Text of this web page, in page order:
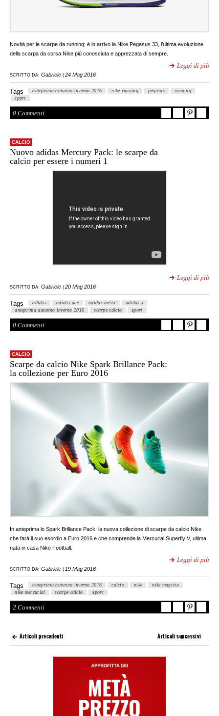
Novità per le scarpe da running: è in arrivo la Nike Pegasus 33, l’ultima evoluzione
della scarpa da corsa Nike più conosciuta e apprezzata di sempre.
Leggi di più
SCRITTO DA: Gabriele 24 Mag 2016
Tags anteprima autunno inverno 2016 nike running pegasus
running
sport
0 Commenti
CALCIO
Nuovo adidas Mercury Pack: le scarpe da
calcio per essere i numeri 1
Leggi di più
SCRITTO DA: Gabriele 20 Mag 2016
Tags adidas adidas ace adidas messi
adidas x
anteprima autunno inverno 2016
scarpe calcio sport
0 Commenti
CALCIO
Scarpe da calcio Nike Spark Brillance Pack:
la collezione per Euro 2016
In anteprima lo Spark Brillance Pack: la nuova collezione di scarpe da calcio Nike
che farà il suo esordio a Euro 2016 e che comprende la Mercurial Superfly V, ultima
nata in casa Nike Football.
Leggi di più
SCRITTO DA: Gabriele 19 Mag 2016
Tags anteprima autunno inverno 2016 calcio nike
nike magista
nike mercurial
scarpe calcio sport
2 Commenti
Articoli precedenti Articoli successivi